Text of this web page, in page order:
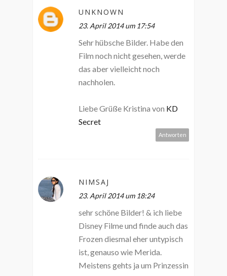
UNKNOWN
23. April 2014 um 17:54
Sehr hübsche Bilder. Habe den
Film noch nicht gesehen, werde
das aber vielleicht noch
nachholen.
Liebe Grüße Kristina von KD
Secret
Antworten
NIMSAJ
23. April 2014 um 18:24
sehr schöne Bilder! & ich liebe
Disney Filme und finde auch das
Frozen diesmal eher untypisch
ist, genauso wie Merida.
Meistens gehts ja um Prinzessin